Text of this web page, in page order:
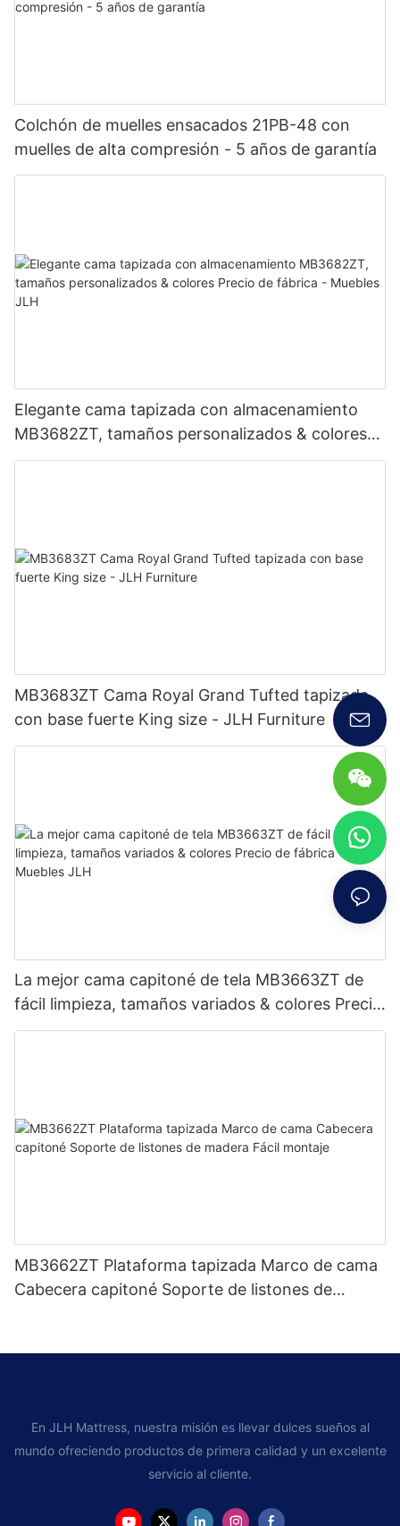
Colchón de muelles ensacados 21PB-48 con
muelles de alta compresión - 5 años de garantía
Elegante cama tapizada con almacenamiento
MB3682ZT, tamaños personalizados & colores
Precio de fábrica - Muebles JLH
MB3683ZT Cama Royal Grand Tufted tapizada
con base fuerte King size - JLH Furniture
La mejor cama capitoné de tela MB3663ZT de
fácil limpieza, tamaños variados & colores Precio
de fábrica - Muebles JLH
MB3662ZT Plataforma tapizada Marco de cama
Cabecera capitoné Soporte de listones de
En JLH Mattress, nuestra misión es llevar dulces sueños al
mundo ofreciendo productos de primera calidad y un excelente
servicio al cliente.